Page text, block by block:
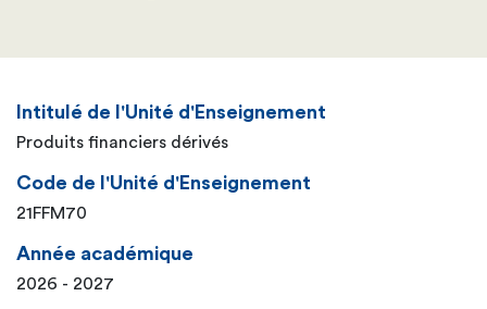
Intitulé de l'Unité d'Enseignement
Produits financiers dérivés
Code de l'Unité d'Enseignement
21FFM70
Année académique
2026 - 2027